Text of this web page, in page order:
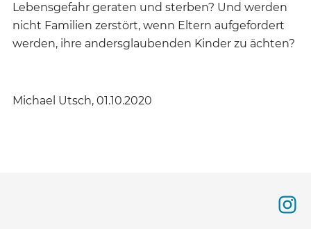
Lebensgefahr geraten und sterben? Und werden
nicht Familien zerstört, wenn Eltern aufgefordert
werden, ihre andersglaubenden Kinder zu ächten?
Michael Utsch, 01.10.2020